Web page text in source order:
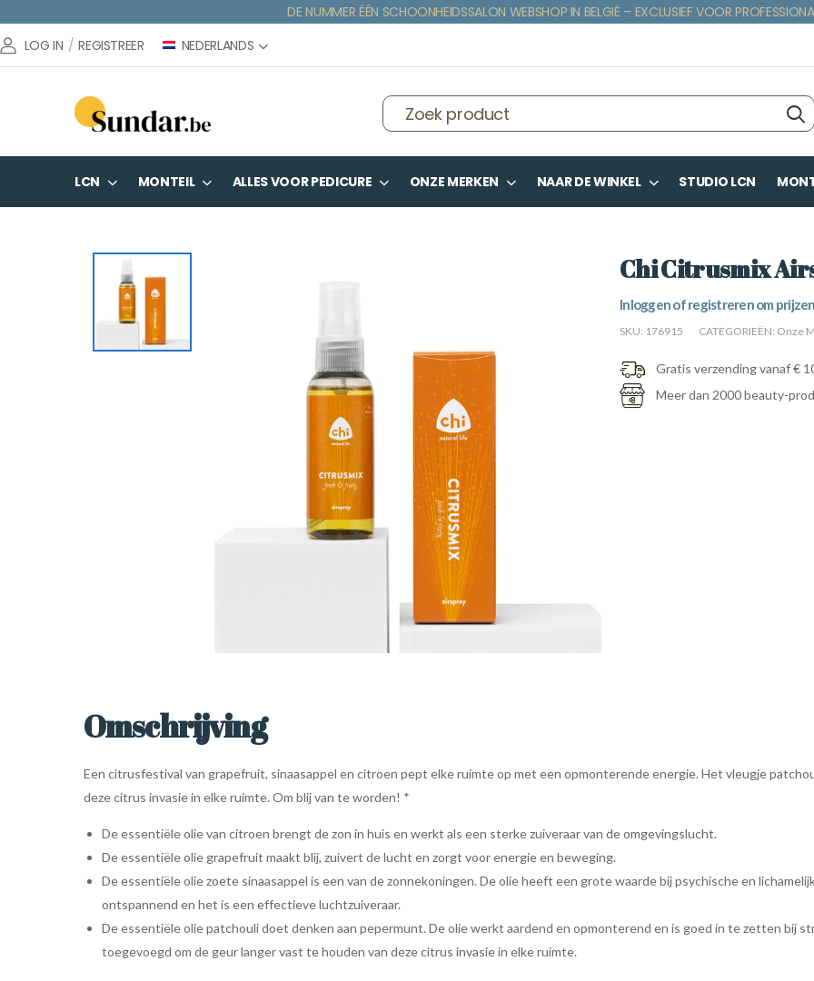
DE NUMMER ÉÉN SCHOONHEIDSSALON WEBSHOP IN BELGIË – EXCLUSIEF VOOR
LOG IN / REGISTREER NEDERLANDS
LCN MONTEIL ALLES VOOR PEDICURE ONZE MERKEN NAAR DE WINKEL STUDIO LCN
Chi Citrusmix
Inloggen of registreren om
SKU: 176915 CATEGORIEËN: Onze
Gratis verzending vanaf €
Meer dan 2000 beauty-
Omschrijving
Een citrusfestival van grapefruit, sinaasappel en citroen pept elke ruimte op met een opmonterende energie. Het vleugje
deze citrus invasie in elke ruimte. Om blij van te worden! *
De essentiële olie van citroen brengt de zon in huis en werkt als een sterke zuiveraar van de omgevingslucht.
De essentiële olie grapefruit maakt blij, zuivert de lucht en zorgt voor energie en beweging.
De essentiële olie zoete sinaasappel is een van de zonnekoningen. De olie heeft een grote waarde bij psychische en
ontspannend en het is een effectieve luchtzuiveraar.
De essentiële olie patchouli doet denken aan pepermunt. De olie werkt aardend en opmonterend en is goed in te zetten bij
toegevoegd om de geur langer vast te houden van deze citrus invasie in elke ruimte.